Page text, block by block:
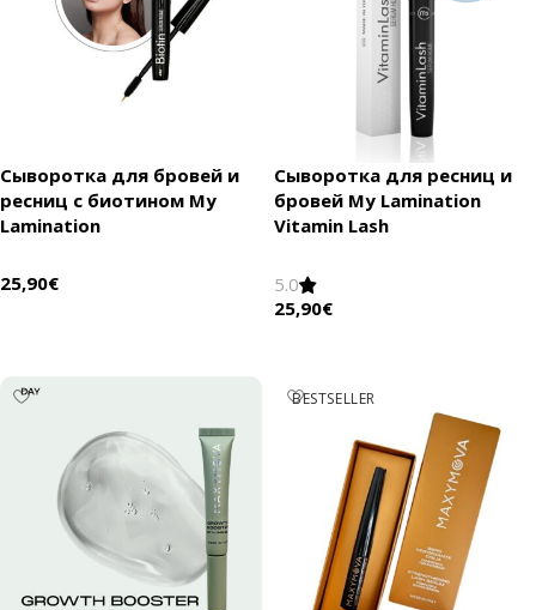
Сыворотка для бровей и
ресниц с биотином My
Lamination
25,90€
Сыворотка для ресниц и
бровей My Lamination
Vitamin Lash
5.0
25,90€
BESTSELLER